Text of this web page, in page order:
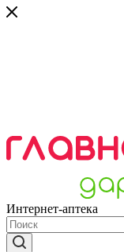
Интернет-аптека